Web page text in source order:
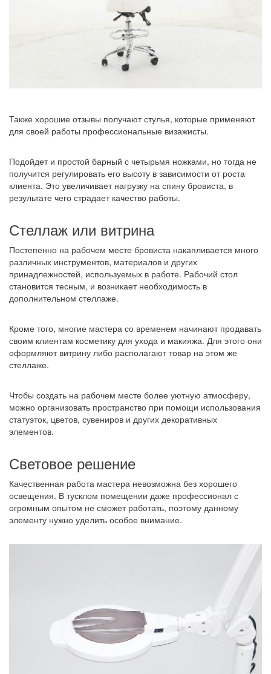
Также хорошие отзывы получают стулья, которые применяют
для своей работы профессиональные визажисты.
Подойдет и простой барный с четырьмя ножками, но тогда не
получится регулировать его высоту в зависимости от роста
клиента. Это увеличивает нагрузку на спину бровиста, в
результате чего страдает качество работы.
Стеллаж или витрина
Постепенно на рабочем месте бровиста накапливается много
различных инструментов, материалов и других
принадлежностей, используемых в работе. Рабочий стол
становится тесным, и возникает необходимость в
дополнительном стеллаже.
Кроме того, многие мастера со временем начинают продавать
своим клиентам косметику для ухода и макияжа. Для этого они
оформляют витрину либо располагают товар на этом же
стеллаже.
Чтобы создать на рабочем месте более уютную атмосферу,
можно организовать пространство при помощи использования
статуэток, цветов, сувениров и других декоративных
элементов.
Световое решение
Качественная работа мастера невозможна без хорошего
освещения. В тусклом помещении даже профессионал с
огромным опытом не сможет работать, поэтому данному
элементу нужно уделить особое внимание.